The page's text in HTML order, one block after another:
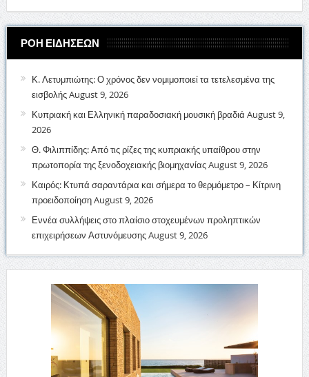
ΡΟΗ ΕΙΔΗΣΕΩΝ
Κ. Λετυμπιώτης: Ο χρόνος δεν νομιμοποιεί τα τετελεσμένα της
εισβολήςAugust 9, 2026
Κυπριακή και Ελληνική παραδοσιακή μουσική βραδιά August 9,
2026
Θ. Φιλιππίδης: Από τις ρίζες της κυπριακής υπαίθρου στην
πρωτοπορία της ξενοδοχειακής βιομηχανίαςAugust 9, 2026
Καιρός: Κτυπά σαραντάρια και σήμερα το θερμόμετρο – Κίτρινη
προειδοποίησηAugust 9, 2026
Εννέα συλλήψεις στο πλαίσιο στοχευμένων προληπτικών
επιχειρήσεων ΑστυνόμευσηςAugust 9, 2026